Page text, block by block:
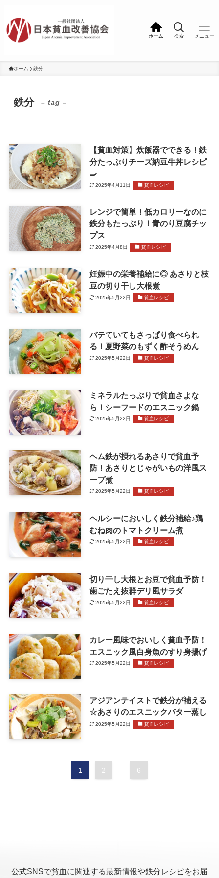
ホーム 検索 メニュー
ホーム 鉄分
鉄分 – tag –
【貧血対策】炊飯器でできる！鉄
分たっぷりチーズ納豆牛丼レシピ
🍳
2025年4月11日 貧血レシピ
レンジで簡単！低カロリーなのに
鉄分もたっぷり！青のり豆腐チッ
プス
2025年4月8日 貧血レシピ
妊娠中の栄養補給に◎ あさりと枝
豆の切り干し大根煮
2025年5月22日 貧血レシピ
バテていてもさっぱり食べられ
る！夏野菜のもずく酢そうめん
2025年5月22日 貧血レシピ
ミネラルたっぷりで貧血さよな
ら！シーフードのエスニック鍋
2025年5月22日 貧血レシピ
ヘム鉄が摂れるあさりで貧血予
防！あさりとじゃがいもの洋風ス
ープ煮
2025年5月22日 貧血レシピ
ヘルシーにおいしく鉄分補給♪鶏
むね肉のトマトクリーム煮
2025年5月22日 貧血レシピ
切り干し大根とお豆で貧血予防！
歯ごたえ抜群デリ風サラダ
2025年5月22日 貧血レシピ
カレー風味でおいしく貧血予防！
エスニック風白身魚のすり身揚げ
2025年5月22日 貧血レシピ
アジアンテイストで鉄分が補える
☆あさりのエスニックバター蒸し
2025年5月22日 貧血レシピ
1 2 ... 6
公式SNSで貧血に関連する最新情報や鉄分レシピをお届